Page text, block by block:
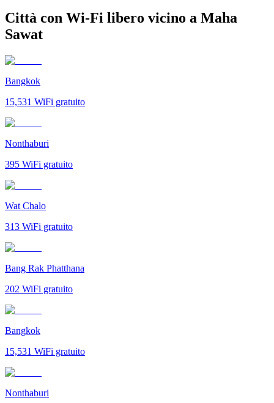
Città con Wi-Fi libero vicino a Maha
Sawat
Bangkok
15,531 WiFi gratuito
Nonthaburi
395 WiFi gratuito
Wat Chalo
313 WiFi gratuito
Bang Rak Phatthana
202 WiFi gratuito
Bangkok
15,531 WiFi gratuito
Nonthaburi